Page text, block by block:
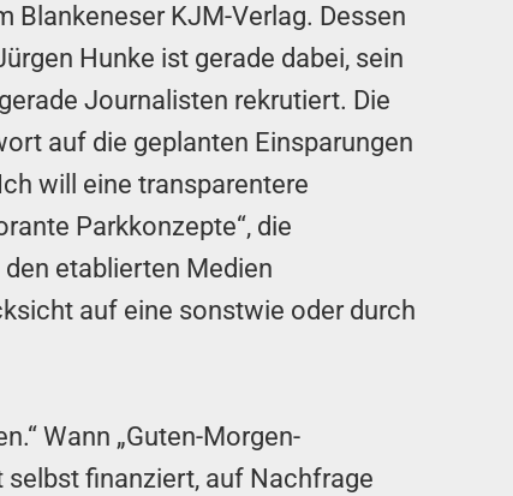
Blankeneser KJM-Verlag. Dessen
Hunke ist gerade dabei, sein
Journalisten rekrutiert. Die
auf die geplanten Einsparungen
will eine transparentere
Parkkonzepte“, die
den etablierten Medien
auf eine sonstwie oder durch
Wann „Guten-Morgen-
selbst finanziert, auf Nachfrage